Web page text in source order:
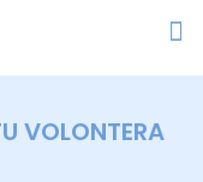
VOLONTERA